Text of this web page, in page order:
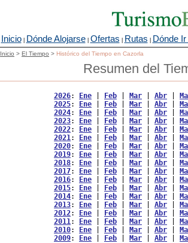
Inicio| Dónde Alojarse| Ofertas | Rutas | Dónde
Inicio > El Tiempo > Histórico del Tiempo en Cazorla
Resumen del
2026: Ene Feb Mar Abr
2025: Ene Feb Mar Abr
2024: Ene Feb Mar Abr
2023: Ene Feb Mar Abr
2022: Ene Feb Mar Abr
2021: Ene Feb Mar Abr
2020: Ene Feb Mar Abr
2019: Ene Feb Mar Abr
2018: Ene Feb Mar Abr
2017: Ene Feb Mar Abr
2016: Ene Feb Mar Abr
2015: Ene Feb Mar Abr
2014: Ene Feb Mar Abr
2013: Ene Feb Mar Abr
2012: Ene Feb Mar Abr
2011: Ene Feb Mar Abr
2010: Ene Feb Mar Abr
2009: Ene Feb Mar Abr